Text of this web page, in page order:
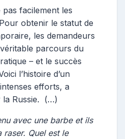
pas facilement les
obtenir le statut de
les demandeurs
parcours du
– et le succès
l’histoire d’un
efforts, a
la Russie. (…)
avec une barbe et ils
raser. Quel est le